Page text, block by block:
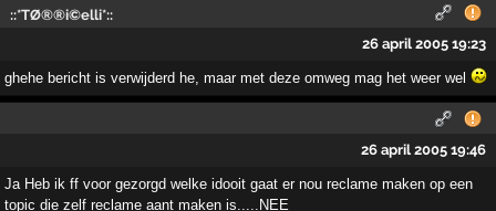
::*TØ®®i©elli*::
26 april 2005 19:23
ghehe bericht is verwijderd he, maar met deze omweg mag het weer wel
26 april 2005 19:46
Ja Heb ik ff voor gezorgd welke idooit gaat er nou reclame maken op een
topic die zelf reclame aant maken is.....NEE